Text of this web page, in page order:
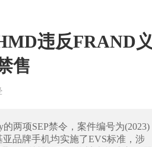
违反FRAND义
售
两项SEP禁令，案件编号为(2023)
亚品牌手机均实施了EVS标准，涉